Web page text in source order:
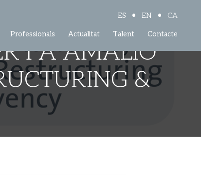
ES • EN • CA
Professionals Actualitat Talent Contacte
I A AMALIO
&